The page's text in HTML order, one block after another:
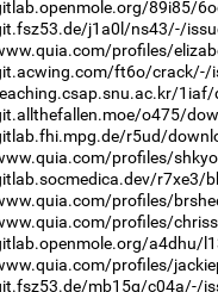
89i85/
j1a0l/ns43/-/
profiles/
ft6o/crack/-/
o475/
r5ud/
profiles/
r7xe3/
profiles/
profiles/
a4dhu/
profiles/
mb15g/c04a/-/